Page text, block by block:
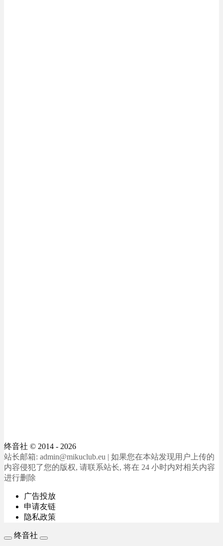
终音社 © 2014 - 2026
站长邮箱: admin@mikuclub.eu | 如果您在本站发现用户上传的
内容侵犯了您的版权, 请联系站长, 将在 24 小时内对相关内容
进行删除
广告投放
申请友链
隐私政策
终音社